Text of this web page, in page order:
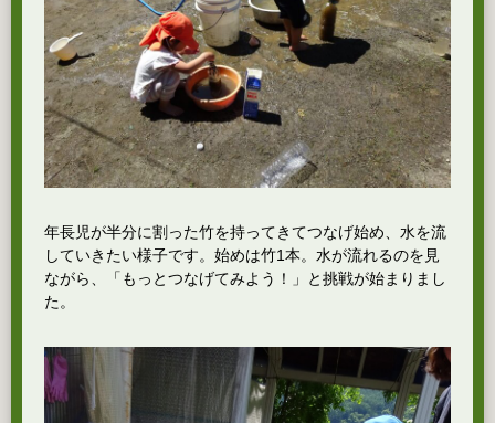
年長児が半分に割った竹を持ってきてつなげ始め、水を流
していきたい様子です。始めは竹1本。水が流れるのを見
ながら、「もっとつなげてみよう！」と挑戦が始まりまし
た。